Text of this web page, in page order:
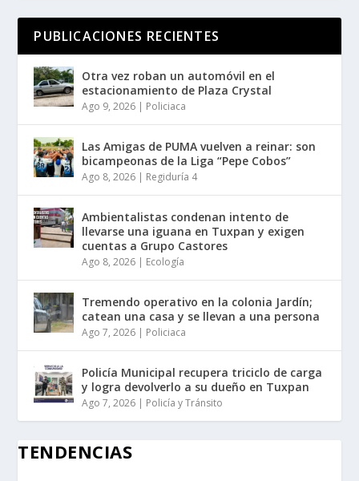
PUBLICACIONES RECIENTES
Otra vez roban un automóvil en el
estacionamiento de Plaza Crystal
Ago 9, 2026 | Policiaca
Las Amigas de PUMA vuelven a reinar: son
bicampeonas de la Liga “Pepe Cobos”
Ago 8, 2026 | Regiduría 4
Ambientalistas condenan intento de
llevarse una iguana en Tuxpan y exigen
cuentas a Grupo Castores
Ago 8, 2026 | Ecología
Tremendo operativo en la colonia Jardín;
catean una casa y se llevan a una persona
Ago 7, 2026 | Policiaca
Policía Municipal recupera triciclo de carga
y logra devolverlo a su dueño en Tuxpan
Ago 7, 2026 | Policía y Tránsito
TENDENCIAS